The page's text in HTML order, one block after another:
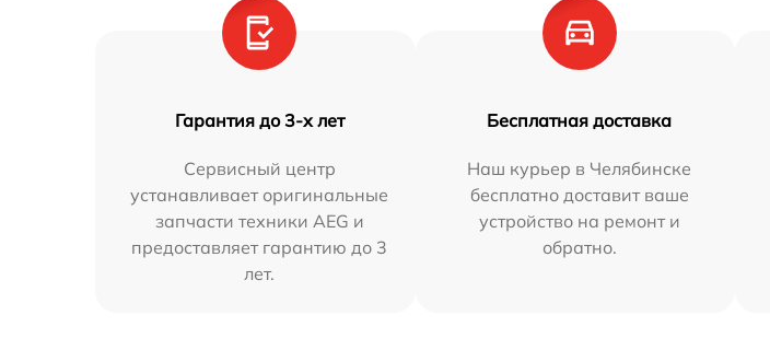
Гарантия до 3-х лет
Сервисный центр
устанавливает оригинальные
запчасти техники AEG и
предоставляет гарантию до 3
лет.
Бесплатная доставка
Наш курьер в Челябинске
бесплатно доставит ваше
устройство на ремонт и
обратно.